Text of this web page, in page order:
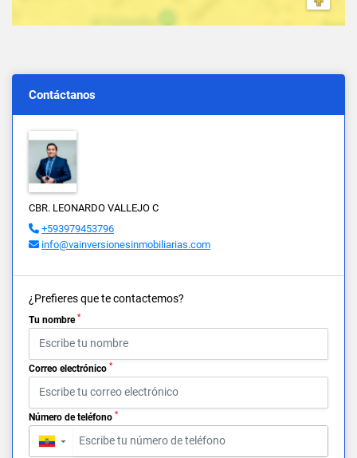
Contáctanos
CBR. LEONARDO VALLEJO C
+593979453796
info@vainversionesinmobiliarias.com
¿Prefieres que te contactemos?
Tu nombre *
Correo electrónico *
Número de teléfono *
▼